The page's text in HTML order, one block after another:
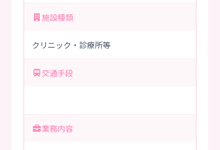
施設種類
クリニック・診療所等
交通手段
業務内容